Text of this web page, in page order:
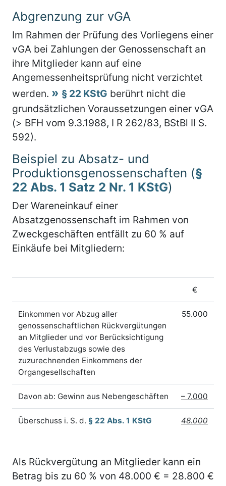
Abgrenzung zur vGA
Im Rahmen der Prüfung des Vorliegens einer
vGA bei Zahlungen der Genossenschaft an
ihre Mitglieder kann auf eine
Angemessenheitsprüfung nicht verzichtet
werden.
§ 22 KStG berührt nicht die
grundsätzlichen Voraussetzungen einer vGA
(> BFH vom 9.3.1988, I R 262/83, BStBl II S.
592).
Beispiel zu Absatz- und
Produktionsgenossenschaften (§
22 Abs. 1 Satz 2 Nr. 1 KStG)
Der Wareneinkauf einer
Absatzgenossenschaft im Rahmen von
Zweckgeschäften entfällt zu 60 % auf
Einkäufe bei Mitgliedern:
€
Einkommen vor Abzug aller
genossenschaftlichen Rückvergütungen
an Mitglieder und vor Berücksichtigung
des Verlustabzugs sowie des
zuzurechnenden Einkommens der
Organgesellschaften
55.000
Davon ab: Gewinn aus Nebengeschäften – 7.000
Überschuss i. S. d. § 22 Abs. 1 KStG 48.000
Als Rückvergütung an Mitglieder kann ein
Betrag bis zu 60 % von 48.000 € = 28.800 €